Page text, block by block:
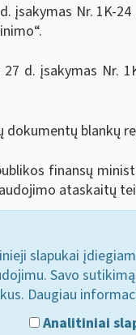
įsakymas Nr. 1K-
d. įsakymas Nr.
blankų
finansų
ataskaitų
slapukai
Savo
Daugiau
Analitiniai